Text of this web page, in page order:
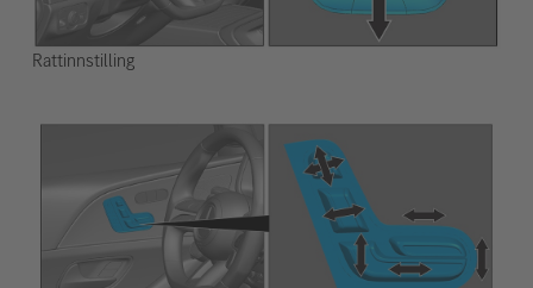
Rattinnstilling